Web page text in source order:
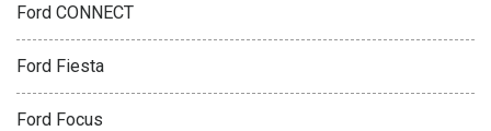
Ford CONNECT
Ford Fiesta
Ford Focus